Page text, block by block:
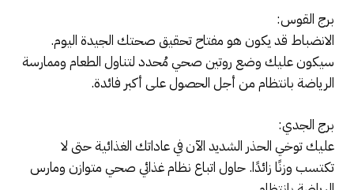
برج القوس:
الانضباط قد يكون هو مفتاح تحقيق صحتك الجيدة اليوم.
سيكون عليك وضع روتين صحي مُحدد لتناول الطعام وممارسة
الرياضة بانتظام من أجل الحصول على أكبر فائدة.
برج الجدي:
عليك توخي الحذر الشديد الآن في عاداتك الغذائية حتى لا
تكتسب وزنًا زائدًا. حاول اتباع نظام غذائي صحي متوازن ومارس